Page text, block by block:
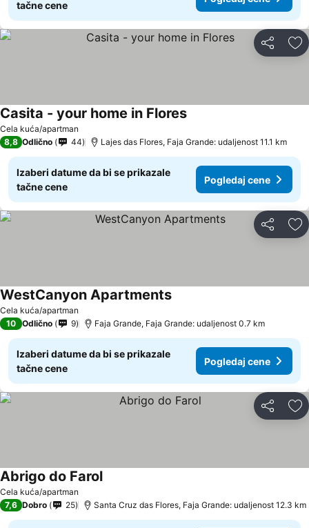
tačne cene
Deli
Cela kuća/apartman
Casita - your home in Flores
8,8 Odlično 44 Lajes das Flores, Faja Grande: udaljenost 11.1 km
Izaberi datume da bi se prikazale
tačne cene
Pogledaj cene
Deli
Cela kuća/apartman
WestCanyon Apartments
10 Odlično 9 Faja Grande, Faja Grande: udaljenost 0.7 km
Izaberi datume da bi se prikazale
tačne cene
Pogledaj cene
Deli
Cela kuća/apartman
Abrigo do Farol
7,6 Dobro 25 Santa Cruz das Flores, Faja Grande: udaljenost 12.3 km